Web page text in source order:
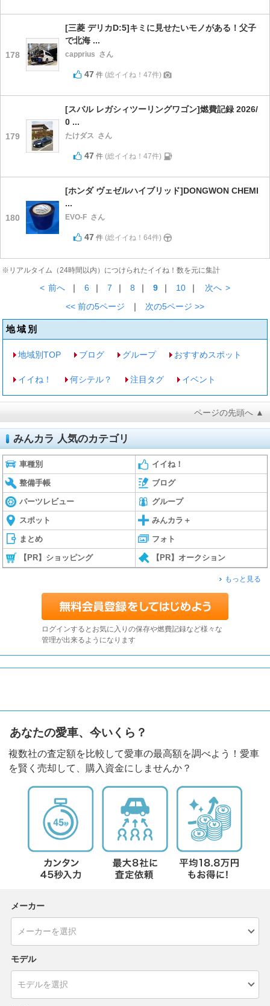
178
[三菱 デリカD:5]キミに見せたいモノがある！父子
で北海 ...
capprius さん
47 件 (総イイね！47件)
179
[スバル レガシィツーリングワゴン]燃費記録 2026/
0 ...
たけダス さん
47 件 (総イイね！47件)
180
[ホンダ ヴェゼルハイブリッド]DONGWON CHEMI
...
EVO-F さん
47 件 (総イイね！64件)
※リアルタイム（24時間以内）につけられたイイね！数を元に集計
< 前へ ｜ 6 ｜ 7 ｜ 8 ｜ 9 ｜ 10 ｜ 次へ >
<< 前の5ページ
｜ 次の5ページ >>
地域別
地域別TOP ブログ グループ おすすめスポット
イイね！ 何シテル？ 注目タグ イベント
ページの先頭へ ▲
みんカラ 人気のカテゴリ
車種別 イイね！
整備手帳 ブログ
パーツレビュー グループ
スポット みんカラ＋
まとめ フォト
【PR】ショッピング 【PR】オークション
もっと見る
ログインするとお気に入りの保存や燃費記録など様々な
管理が出来るようになります
あなたの愛車、今いくら？
複数社の査定額を比較して愛車の最高額を調べよう！愛車
を賢く売却して、購入資金にしませんか？
メーカー
モデル